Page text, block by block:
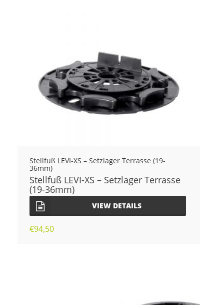
Stellfuß LEVI-XS – Setzlager Terrasse (19-
36mm)
Stellfuß LEVI-XS – Setzlager Terrasse
(19-36mm)
VIEW DETAILS
€94,50